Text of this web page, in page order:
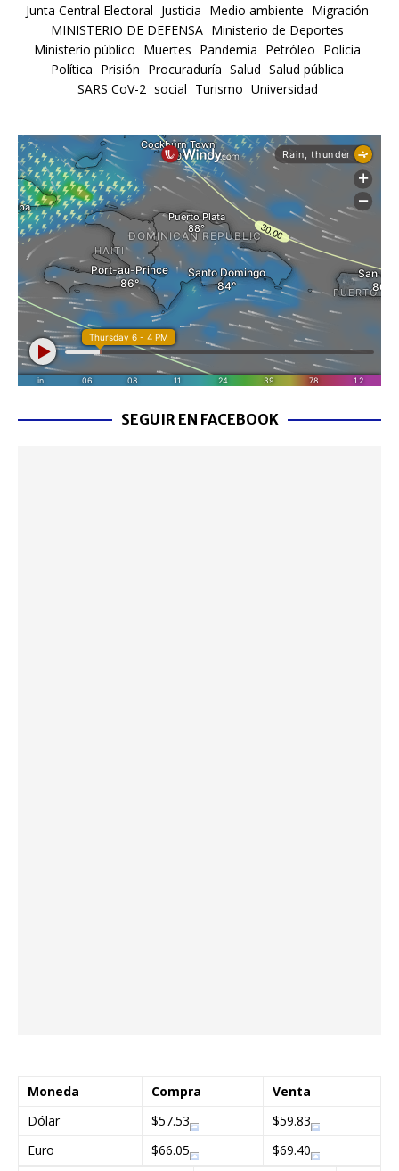
Junta Central Electoral Justicia Medio ambiente Migración
MINISTERIO DE DEFENSA Ministerio de Deportes
Ministerio público Muertes Pandemia Petróleo Policia
Política Prisión Procuraduría Salud Salud pública
SARS CoV-2 social Turismo Universidad
SEGUIR EN FACEBOOK
Moneda Compra
Venta
Dólar
$57.53
$59.83
Euro
$66.05
$69.40